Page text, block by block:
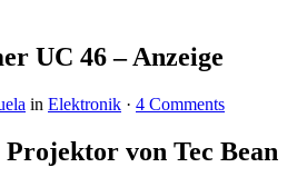
UC 46 – Anzeige
in Elektronik · 4 Comments
von Tec Bean